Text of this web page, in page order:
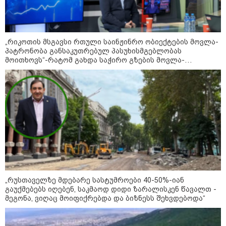
როდესაც დავურეკე გურამის
დედას ცალსახად განაცხადა..." -
რას ამბობს ადვოკატი ტარიელ
კაკაბაძე?
"- გათა***ბულო, წადი და დაწერე
განცხადება თუ დანაშაულს
ჩავდივარ...- მემუქრები?" -
სოციალურ ქსელში სკანდალური
კადრები ვრცელდება
პოლიტიკა
„რიკოთის მსგავსი რთული საინჟინრო ობიექტების მოვლა-
პატრონობა განსაკუთრებულ პასუხისმგებლობას
მოითხოვს“-რატომ გახდა საჭირო გზების მოვლა-
პატრონობისთვის სახელმწიფო კომპანიის შექმნა
„რუსთაველზე მდებარე სასტუმროები 40-50%-იან
გაუქმებებს იღებენ, საკმაოდ დიდი ზარალისკენ წავალთ -
მეგონა, ვიღაც მოიფიქრებდა და ბიზნესს შეხვდებოდა“